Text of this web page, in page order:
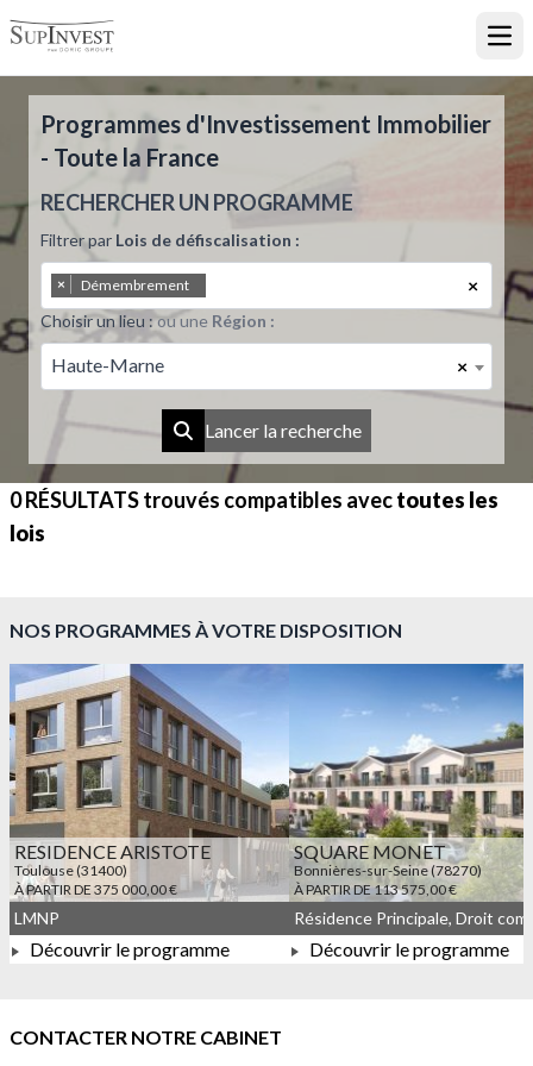
Programmes d'Investissement Immobilier
- Toute la France
RECHERCHER UN PROGRAMME
Filtrer par Lois de défiscalisation :
×
× Démembrement
Choisir un lieu :ou une Région :
×
Haute-Marne
Lancer la recherche
0 RÉSULTATStrouvés compatibles avectoutes les
lois
NOS PROGRAMMES À VOTRE DISPOSITION
RESIDENCE ARISTOTE
Toulouse (31400)
À PARTIR DE 375 000,00 €
À PARTIR DE 375 000,00 €
LMNP
Découvrir le programme
SQUARE MONET
Bonnières-sur-Seine (78270)
À PARTIR DE 113 575,00 €
Découvrir le programme
CONTACTER NOTRE CABINET